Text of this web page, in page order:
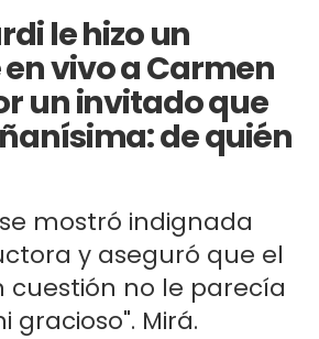
le hizo un
vivo a Carmen
un invitado que
de quién
mostró indignada
y aseguró que el
cuestión no le parecía
gracioso". Mirá.